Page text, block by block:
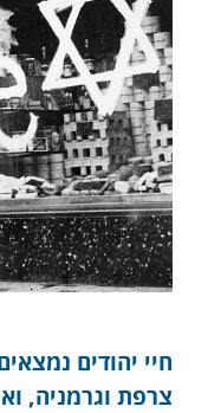
חיי יהודים
צרפת וגרמניה,